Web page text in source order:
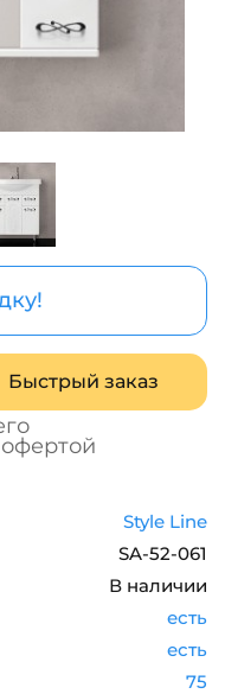
Быстрый заказ
Style Line
SA-52-061
В наличии
есть
есть
75